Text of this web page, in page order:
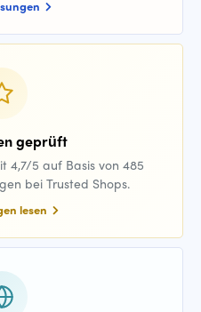
geprüft
4,7/5 auf Basis von 485
bei Trusted Shops.
lesen